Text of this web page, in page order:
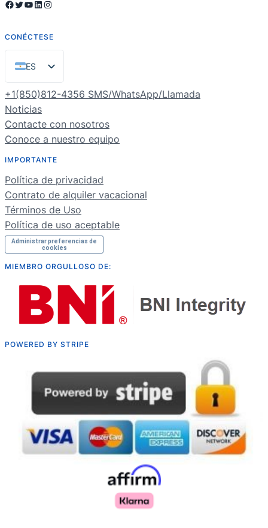
Facebook Twitter YouTube LinkedIn Instagram
CONÉCTESE
ES
EN
PT
FR
DE
NL
RU
+1(850)812-4356 SMS/WhatsApp/Llamada
Noticias
Contacte con nosotros
Conoce a nuestro equipo
IMPORTANTE
Política de privacidad
Contrato de alquiler vacacional
Términos de Uso
Política de uso aceptable
Administrar preferencias de
cookies
MIEMBRO ORGULLOSO DE:
POWERED BY STRIPE